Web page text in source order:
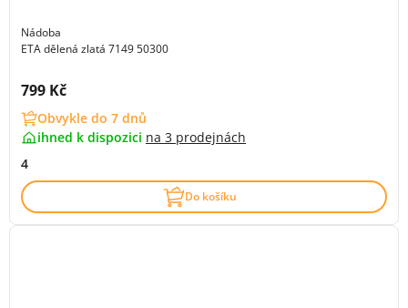
Nádoba
ETA dělená zlatá 7149 50300
Cena s DPH:
799 Kč
Obvykle do 7 dnů
ihned k dispozici na 3 prodejnách
4
Do košíku